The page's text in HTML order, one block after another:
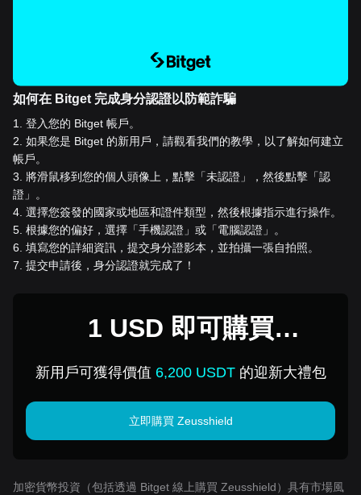
如何在 Bitget 完成身分認證以防範詐騙
1
登入您的 Bitget 帳戶。
2 如果您是 Bitget 的新用戶，請觀看我們的教學，以了解如何建立
帳戶。
3 將滑鼠移到您的個人頭像上，點擊「未認證」，然後點擊「認
證」。
4 選擇您簽發的國家或地區和證件類型，然後根據指示進行操作。
5 根據您的偏好，選擇「手機認證」或「電腦認證」。
6 填寫您的詳細資訊，提交身分證影本，並拍攝一張自拍照。
7 提交申請後，身分認證就完成了！
1 USD 即可購買
Zeusshield
新用戶可獲得價值 6,200 USDT的迎新大禮包
立即購買 Zeusshield
加密貨幣投資（包括透過 Bitget 線上購買 Zeusshield）具有市場風